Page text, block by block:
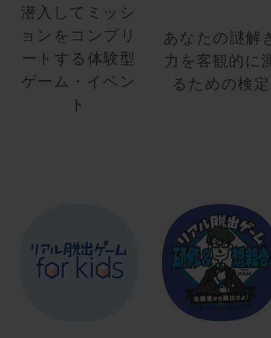
潜入してミッシ
ョンをコンプリ
ートする体験型
ゲーム・イベン
ト
あなたの謎解
力を客観的に
るための検定